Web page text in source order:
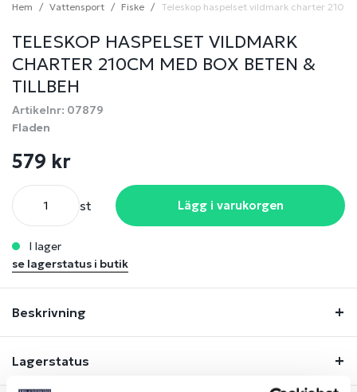
Hem Vattensport Fiske Teleskop haspelset vildmark charter
TELESKOP HASPELSET VILDMARK
CHARTER 210CM MED BOX BETEN &
TILLBEH
Artikelnr: 07879
Fladen
579 kr
st Lägg i varukorgen
i lager
se lagerstatus i butik
Beskrivning
Lagerstatus